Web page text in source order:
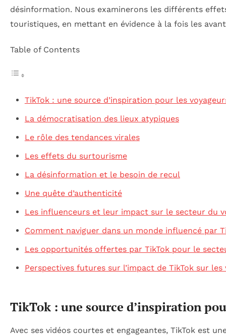
désinformation. Nous examinerons les différents
touristiques, en mettant en évidence à la fois les
Table of Contents
TikTok : une source d’inspiration pour les
La démocratisation des lieux atypiques
Le rôle des tendances virales
Les effets du surtourisme
La désinformation et le besoin de recul
Une quête d’authenticité
Les influenceurs et leur impact sur le secteur du
Comment naviguer dans un monde influencé par
Les opportunités offertes par TikTok pour le
Perspectives futures sur l’impact de TikTok sur les
TikTok : une source d’inspiration
Avec ses vidéos courtes et engageantes, TikTok est